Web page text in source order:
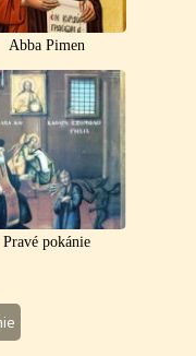
Abba Pimen
Pravé pokánie